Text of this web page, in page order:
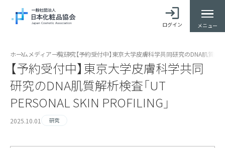
ログイン メニュー
ホーム メディア一覧研究【予約受付中】東京大学皮膚科学共同研究のDNA肌質解
【予約受付中】東京大学皮膚科学共同
研究のDNA肌質解析検査「UT
PERSONAL SKIN PROFILING」
2025.10.01 研究